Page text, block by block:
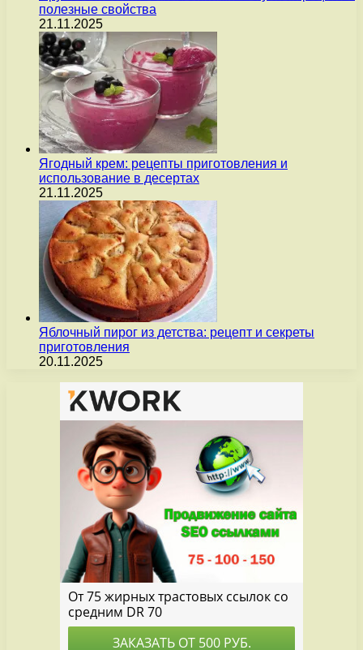
полезные свойства
21.11.2025
Ягодный крем: рецепты приготовления и
использование в десертах
21.11.2025
Яблочный пирог из детства: рецепт и секреты
приготовления
20.11.2025